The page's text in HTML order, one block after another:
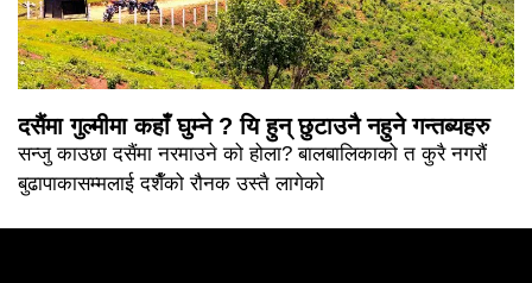
दसैंमा गुल्मीमा कहाँ घुम्ने ? यि हुन् छुटाउनै नहुने गन्तब्यहरु
सन्जु काउछा दसैंमा नरमाउने को होला? बालबालिकाको त कुरै नगरौं
बुढापाकासम्मलाई दशैँको रौनक उस्तै लागेको